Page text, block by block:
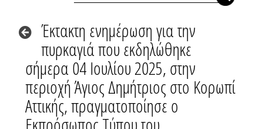
Έκτακτη ενημέρωση για την
πυρκαγιά που εκδηλώθηκε
σήμερα 04 Ιουλίου 2025, στην
περιοχή Άγιος Δημήτριος στο Κορωπί
Αττικής, πραγματοποίησε ο